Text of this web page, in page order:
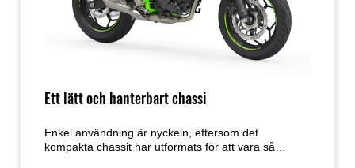
Ett lätt och hanterbart chassi
Enkel användning är nyckeln, eftersom det
kompakta chassit har utformats för att vara så